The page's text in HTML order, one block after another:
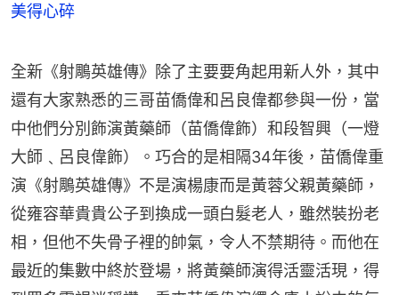
美得心碎
全新《射鵰英雄傳》除了主要要角起用新人外，其中
還有大家熟悉的三哥苗僑偉和呂良偉都參與一份，當
中他們分別飾演黃藥師（苗僑偉飾）和段智興（一燈
大師﹑呂良偉飾）。巧合的是相隔34年後，苗僑偉重
演《射鵰英雄傳》不是演楊康而是黃蓉父親黃藥師，
從雍容華貴貴公子到換成一頭白髮老人，雖然裝扮老
相，但他不失骨子裡的帥氣，令人不禁期待。而他在
最近的集數中終於登場，將黃藥師演得活靈活現，得